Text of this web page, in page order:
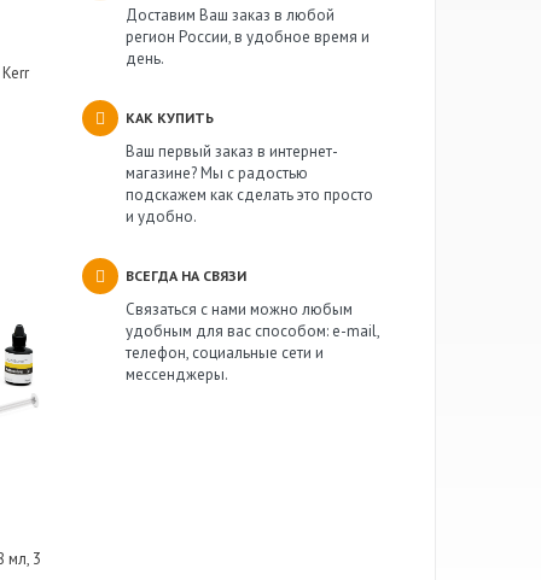
мл, 3
Доставим Ваш заказ в любой
регион России, в удобное время и
день.
КАК КУПИТЬ
Ваш первый заказ в интернет-
магазине? Мы с радостью
подскажем как сделать это просто
и удобно.
ВСЕГДА НА СВЯЗИ
Связаться с нами можно любым
удобным для вас способом: e-mail,
телефон, социальные сети и
мессенджеры.